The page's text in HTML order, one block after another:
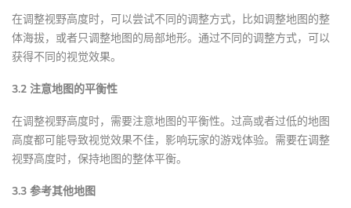
在调整视野高度时，可以尝试不同的调整方式，比如调整地图的整
体海拔，或者只调整地图的局部地形。通过不同的调整方式，可以
获得不同的视觉效果。
3.2 注意地图的平衡性
在调整视野高度时，需要注意地图的平衡性。过高或者过低的地图
高度都可能导致视觉效果不佳，影响玩家的游戏体验。需要在调整
视野高度时，保持地图的整体平衡。
3.3 参考其他地图